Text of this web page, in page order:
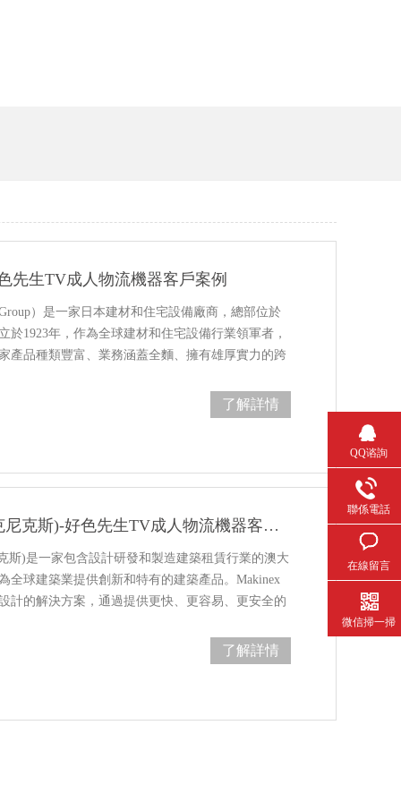
先生TV成人物流機器客戶案例
）是一家日本建材和住宅設備廠商，總部位於
立於1923年，作為全球建材和住宅設備行業領軍者，
品種類豐富、業務涵蓋全麵、擁有雄厚實力的跨
了解詳情
Makinex(麥克尼克斯)-好色先生TV成人物流機器客戶案例
斯)是一家包含設計研發和製造建築租賃行業的澳大
為全球建築業提供創新和特有的建築產品。Makinex
的解決方案，通過提供更快、更容易、更安全的
了解詳情
QQ谘詢
聯係電話
在線留言
微信掃一掃